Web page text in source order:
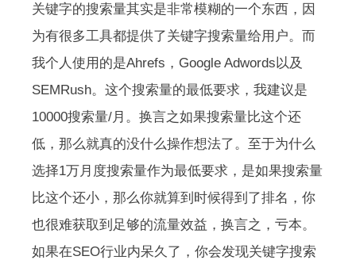
关键字的搜索量其实是非常模糊的一个东西，因
为有很多工具都提供了关键字搜索量给用户。而
我个人使用的是Ahrefs，Google Adwords以及
SEMRush。这个搜索量的最低要求，我建议是
10000搜索量/月。换言之如果搜索量比这个还
低，那么就真的没什么操作想法了。至于为什么
选择1万月度搜索量作为最低要求，是如果搜索量
比这个还小，那么你就算到时候得到了排名，你
也很难获取到足够的流量效益，换言之，亏本。
如果在SEO行业内呆久了，你会发现关键字搜索